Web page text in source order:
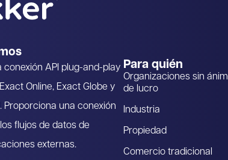
conexión API plug-and-play
Online, Exact Globe y
Proporciona una conexión
flujos de datos de
externas.
Para quién
Organizaciones sin
de lucro
Industria
Propiedad
Comercio tradicional